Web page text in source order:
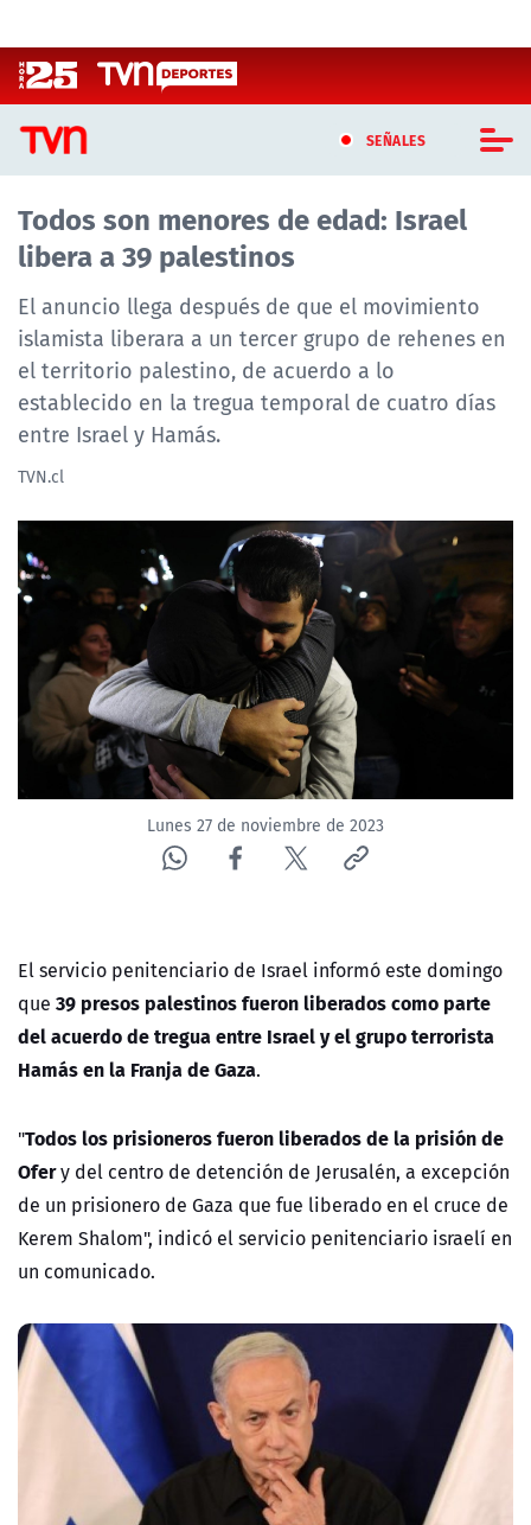
SEÑALES
CASTING MASTERCHEF CHILE
CASTING TVN VERTICAL
TVN VERTICAL
TVN PLAY
PROGRAMAS
NTV
ACTUALIDAD Y TENDENCIAS
CORPORATIVO Y TRANSPARENCIA
CANAL DE DENUNCIAS
ÁREA DE PROYECTOS
Todos son menores de edad: Israel
libera a 39 palestinos
El anuncio llega después de que el movimiento
islamista liberara a un tercer grupo de rehenes en
el territorio palestino, de acuerdo a lo
establecido en la tregua temporal de cuatro días
entre Israel y Hamás.
TVN.cl
Lunes 27 de noviembre de 2023
El servicio penitenciario de Israel informó este domingo
que 39 presos palestinos fueron liberados como parte
del acuerdo de tregua entre Israely el grupo terrorista
Hamás en la Franja de Gaza.
"Todos los prisioneros fueron liberados de la prisión de
Ofery del centro de detención de Jerusalén, a excepción
de un prisionero de Gaza que fue liberado en el cruce de
Kerem Shalom", indicó el servicio penitenciario israelí en
un comunicado.